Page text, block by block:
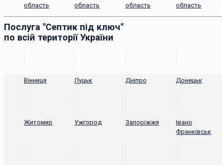
область
область
область
область
Послуга "Септик під ключ"
по всій території України
Вінниця Луцьк Дніпро Донецьк
Житомир Ужгород Запоріжжя
Івано
Франківськ